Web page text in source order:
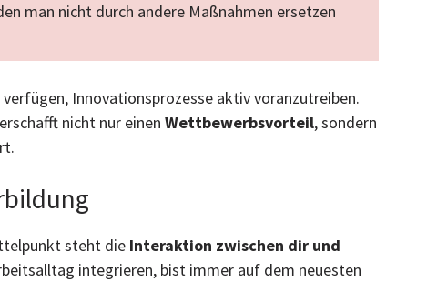
man nicht durch andere Maßnahmen ersetzen
verfügen, Innovationsprozesse aktiv voranzutreiben.
nicht nur einen Wettbewerbsvorteil, sondern
steht die Interaktion zwischen dir und
integrieren, bist immer auf dem neuesten